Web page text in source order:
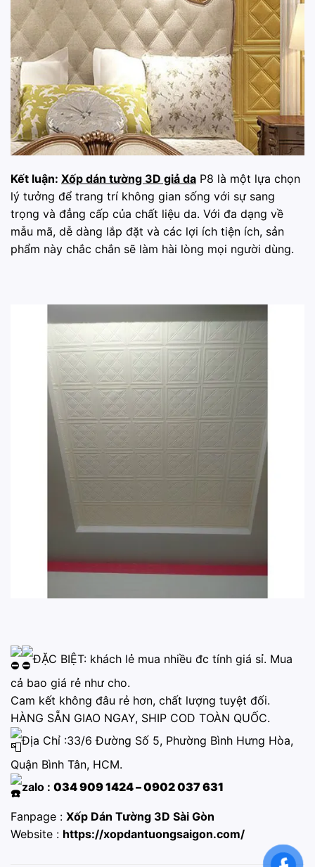
Kết luận: Xốp dán tường 3D giả da P8 là một lựa chọn
lý tưởng để trang trí không gian sống với sự sang
trọng và đẳng cấp của chất liệu da. Với đa dạng về
mẫu mã, dễ dàng lắp đặt và các lợi ích tiện ích, sản
phẩm này chắc chắn sẽ làm hài lòng mọi người dùng.
ĐẶC BIỆT: khách lẻ mua nhiều đc tính giá sỉ. Mua
cả bao giá rẻ như cho.
Cam kết không đâu rẻ hơn, chất lượng tuyệt đối.
HÀNG SẴN GIAO NGAY, SHIP COD TOÀN QUỐC.
Địa Chỉ :33/6 Đường Số 5, Phường Bình Hưng Hòa,
Quận Bình Tân, HCM.
zalo : 034 909 1424 – 0902 037 631
Fanpage : Xốp Dán Tường 3D Sài Gòn
Website : https://xopdantuongsaigon.com/